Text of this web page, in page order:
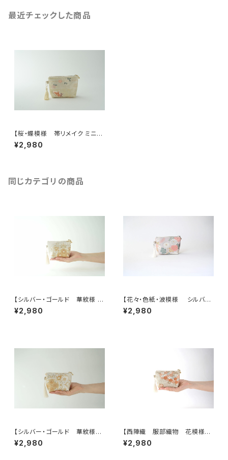
最近チェックした商品
【桜・蝶模様 帯リメイク ミニポ
ーチ】カードケース、ポーチ小さ
め、ジュエリーポーチ。誕生日ギ
¥2,980
同じカテゴリの商品
【シルバー・ゴールド 華紋様 シ
ルク帯 ポーチ】カードケース、
ポーチ小さめ、ジュエリーポー
¥2,980
【花々・色紙・波模様 シルバ
ー・薄紫 シルク帯リメイク ミニ
ポーチ】カードケース、ポーチ小
¥2,980
【シルバー・ゴールド 華紋様
シルク帯リメイクミニポーチ】カ
ードケース、ポーチ小さめ、ジュ
¥2,980
【西陣織 服部織物 花模様
帯リメイクミニポーチ】カードケ
ース、ポーチ小さめ、ジュエリー
¥2,980